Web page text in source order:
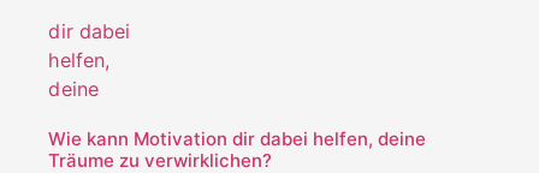
Wie kann Motivation dir dabei helfen, deine
Träume zu verwirklichen?